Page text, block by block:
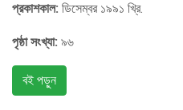
প্রকাশকাল: ডিসেম্বর ১৯৯১ খ্রি.
পৃষ্ঠা সংখ্যা: ৯৬
বই পড়ুন